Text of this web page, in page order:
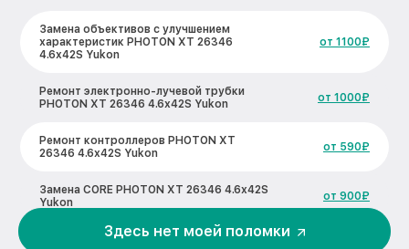
Замена объективов с улучшением
характеристик PHOTON XT 26346
4.6x42S Yukon
от 1100₽
Ремонт электронно-лучевой трубки
PHOTON XT 26346 4.6x42S Yukon
от 1000₽
Ремонт контроллеров PHOTON XT
26346 4.6x42S Yukon
от 590₽
Замена CORE PHOTON XT 26346 4.6x42S
Yukon
от 900₽
Восстановление питания PHOTON XT
Здесь нет моей поломки